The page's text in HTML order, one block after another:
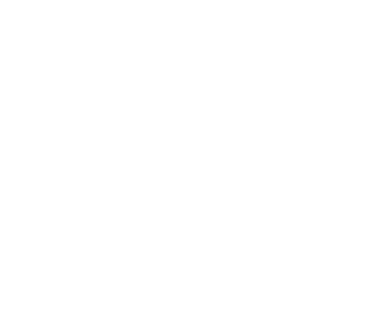
のホイール